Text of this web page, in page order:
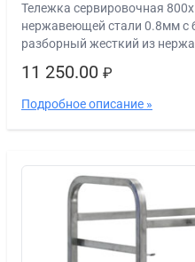
Тележка сервировочная
нержавеющей стали 0.8мм с
разборный жесткий из
11 250.00 ₽
Подробное описание »